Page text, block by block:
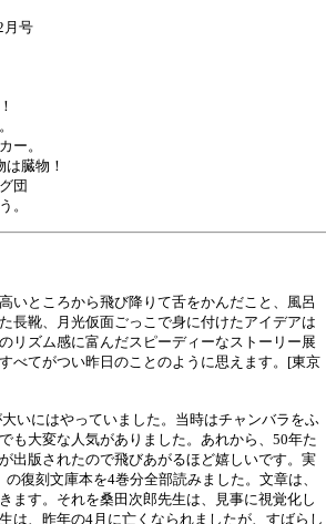
月号
ー。
臓物！
団
。
いところから飛び降りて舌をかんだこと、風呂
長靴、月光仮面ごっこで身に付けたアイデアは
リズム感に富んだスピーディーなストーリー展
べてがつい昨日のことのように思えます。[東京
いにはやっていました。当時はチャンバラをふ
も大変な人気がありました。あれから、50年た
出版されたので飛びあがるほど嬉しいです。実
復刻文庫本を4巻分全部読みました。文章は、
ます。それを桑田次郎先生は、見事に視覚化し
は、昨年の4月に亡くなられましたが、すばらし